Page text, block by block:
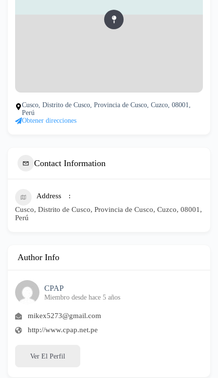
Cusco, Distrito de Cusco, Provincia de Cusco, Cuzco, 08001,
Perú
Obtener direcciones
Contact Information
Address
Cusco, Distrito de Cusco, Provincia de Cusco, Cuzco, 08001,
Perú
Author Info
CPAP
Miembro desde hace 5 años
mikex5273@gmail.com
http://www.cpap.net.pe
Ver El Perfil